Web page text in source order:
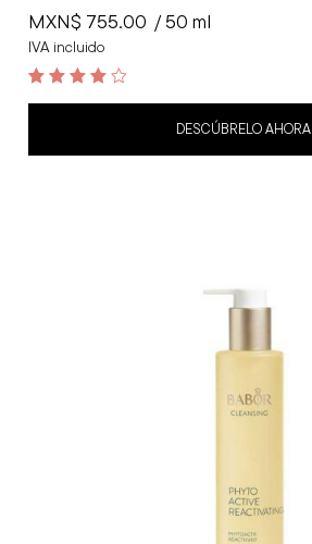
MXN$ 755.00
IVA incluido
/ 50 ml
DESCÚBRELO AHORA